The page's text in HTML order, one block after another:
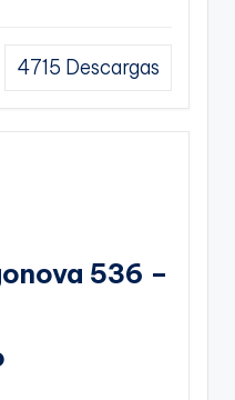
4715 Descargas
536 –